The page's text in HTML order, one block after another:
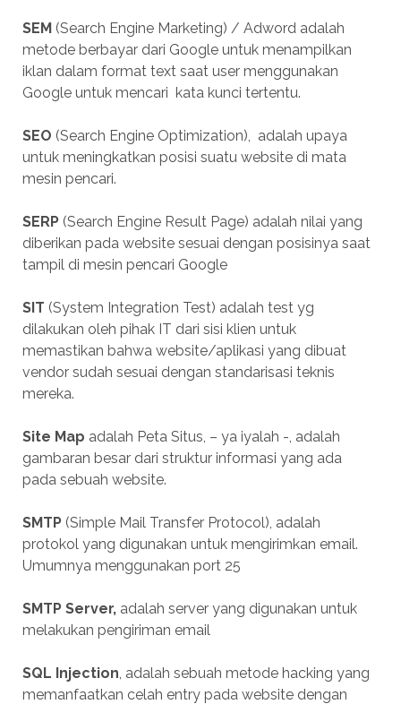
SEM(Search Engine Marketing) / Adword adalah
metode berbayar dari Google untuk menampilkan
iklan dalam format text saat user menggunakan
Google untuk mencari kata kunci tertentu.
SEO (Search Engine Optimization), adalah upaya
untuk meningkatkan posisi suatu website di mata
mesin pencari.
SERP(Search Engine Result Page) adalah nilai yang
diberikan pada website sesuai dengan posisinya saat
tampil di mesin pencari Google
SIT (System Integration Test) adalah test yg
dilakukan oleh pihak IT dari sisi klien untuk
memastikan bahwa website/aplikasi yang dibuat
vendor sudah sesuai dengan standarisasi teknis
mereka.
Site Map adalah Peta Situs, – ya iyalah -, adalah
gambaran besar dari struktur informasi yang ada
pada sebuah website.
SMTP(Simple Mail Transfer Protocol), adalah
protokol yang digunakan untuk mengirimkan email.
Umumnya menggunakan port 25
SMTP Server,adalah server yang digunakan untuk
melakukan pengiriman email
SQL Injection, adalah sebuah metode hacking yang
memanfaatkan celah entry pada website dengan